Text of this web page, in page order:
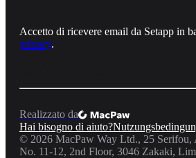
Accetto di ricevere email da Setapp in
privacy.
Realizzato da
Hai bisogno di aiuto?
© 2026 MacPaw Way Ltd., 25
No. 11-12, 2nd Floor, 3046 Zakaki,